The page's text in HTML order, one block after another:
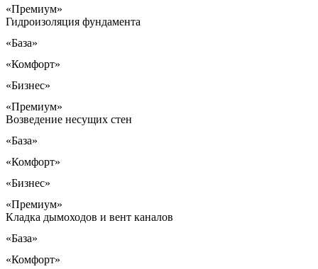
«Премиум»
Гидроизоляция фундамента
«База»
«Комфорт»
«Бизнес»
«Премиум»
Возведение несущих стен
«База»
«Комфорт»
«Бизнес»
«Премиум»
Кладка дымоходов и вент каналов
«База»
«Комфорт»